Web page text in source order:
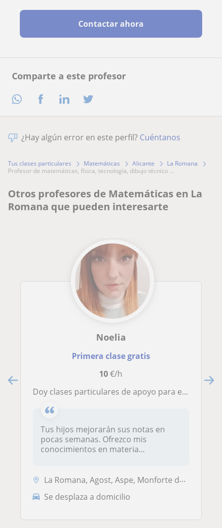
Comparte a este profesor
Contactar ahora
¿Hay algún error en este perfil? Cuéntanos
Tus clases particulares Matemáticas Alicante
La Romana
profesor de matemáticas, física, tecnología, dibujo técnico ...
Otros profesores de Matemáticas en La
Romana que pueden interesarte
Noelia
Primera clase gratis
10€/h
Doy clases particulares de apoyo para estudiantes de primaria y la ESO de biología, física y química y matemáticas
Tus hijos mejorarán sus notas en
pocas semanas. Ofrezco mis
conocimientos en materia...
La Romana, Agost, Aspe, Monforte del Cid, Monóvar, Novelda
Se desplaza a domicilio